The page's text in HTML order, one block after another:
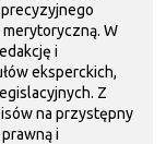
W
i
eksperckich,
Z
na przystępny
i